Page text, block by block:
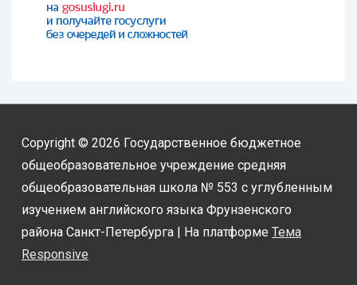
Copyright © 2026 Государственное бюджетное
общеобразовательное учреждение средняя
общеобразовательная школа № 553 с углубленным
изучением английского языка Фрунзенского
района Санкт-Петербурга | На платформе Тема
Responsive